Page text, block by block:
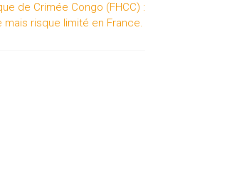
de Crimée Congo (FHCC) :
risque limité en France.